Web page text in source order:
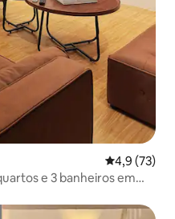
4,9 de uma
4,9 (73)
e 3 banheiros em